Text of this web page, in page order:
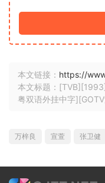
本文链接： https://
本文标题：
粤双语外挂中字
万梓良 宣萱 张卫健